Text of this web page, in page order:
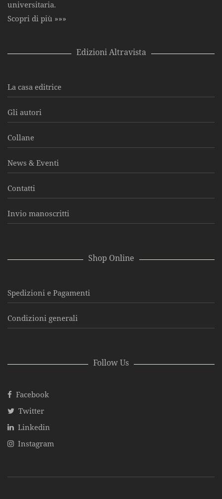
universitaria.
Scopri di più »»»
Edizioni Altravista
La casa editrice
Gli autori
Collane
News & Eventi
Contatti
Invio manoscritti
Shop Online
Spedizioni e Pagamenti
Condizioni generali
Follow Us
Facebook
Twitter
Linkedin
Instagram